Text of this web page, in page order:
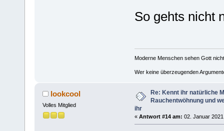
So gehts nicht
Moderne Menschen sehen Gott
Wer keine überzeugenden
lookcool
Volles Mitglied
Re: Kennt ihr natürliche
Rauchentwöhnung und
ihr
« Antwort #14 am: 02. Januar